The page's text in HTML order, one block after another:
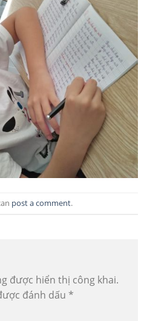
post a comment.
được hiển thị công khai.
đánh dấu *